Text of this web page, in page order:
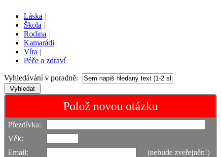
Láska |
Škola |
Rodina |
Kamarádi |
Víra |
Péče o zdraví
Vyhledávání v poradně:
Polož novou otázku
Přezdívka:
Věk:
Email:
(nebude zveřejněn!)